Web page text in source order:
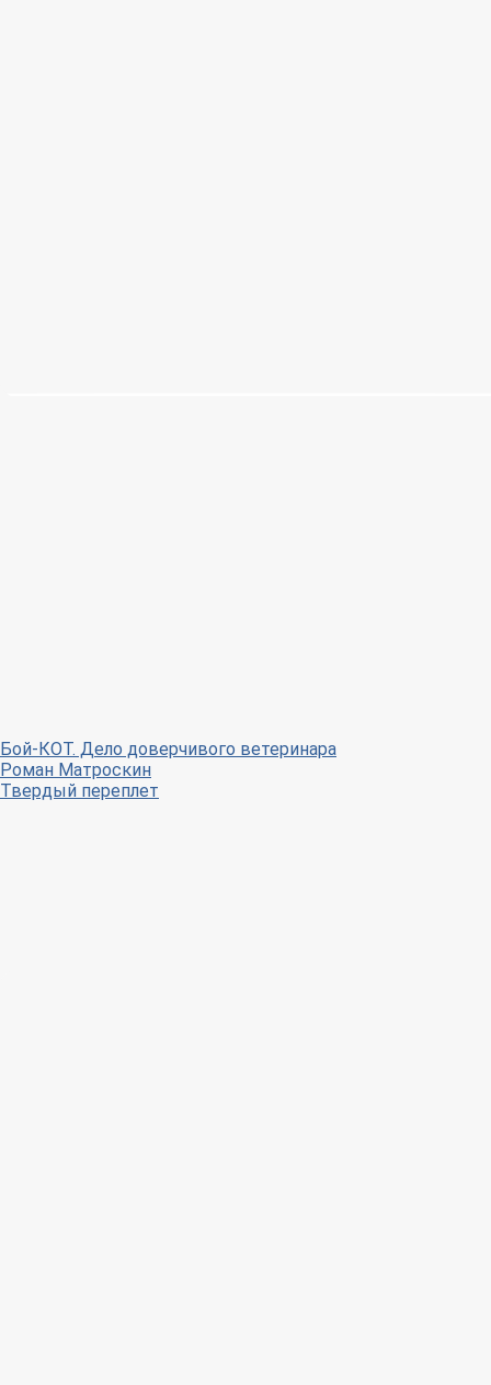
Бой-КОТ. Дело доверчивого ветеринара
Роман Матроскин
Твердый переплет